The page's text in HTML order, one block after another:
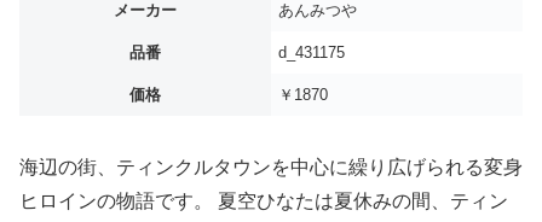
メーカー あんみつや
品番 d_431175
価格 ￥1870
海辺の街、ティンクルタウンを中心に繰り広げられる変身
ヒロインの物語です。 夏空ひなたは夏休みの間、ティン